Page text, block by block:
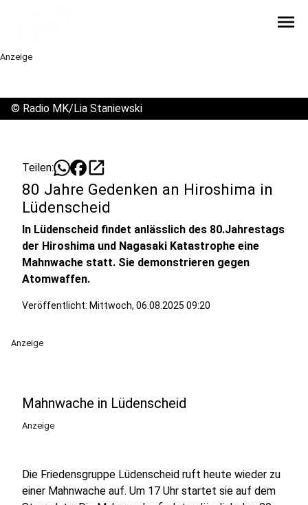
menu
Anzeige
© Radio MK/Lia Staniewski
Teilen: open_in_new
80 Jahre Gedenken an Hiroshima in
Lüdenscheid
In Lüdenscheid findet anlässlich des 80.Jahrestags
der Hiroshima und Nagasaki Katastrophe eine
Mahnwache statt. Sie demonstrieren gegen
Atomwaffen.
Veröffentlicht: Mittwoch, 06.08.2025 09:20
Anzeige
Mahnwache in Lüdenscheid
Anzeige
Die Friedensgruppe Lüdenscheid ruft heute wieder zu
einer Mahnwache auf. Um 17 Uhr startet sie auf dem